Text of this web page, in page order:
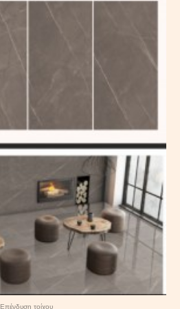
Επένδυση τοίχου